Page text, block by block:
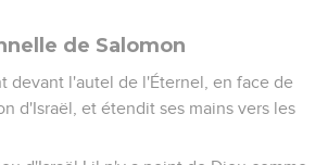
de Salomon
devant l'autel de l'Éternel, en face de
d'Israël, et étendit ses mains vers les